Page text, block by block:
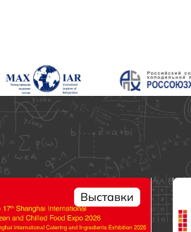
Выставки